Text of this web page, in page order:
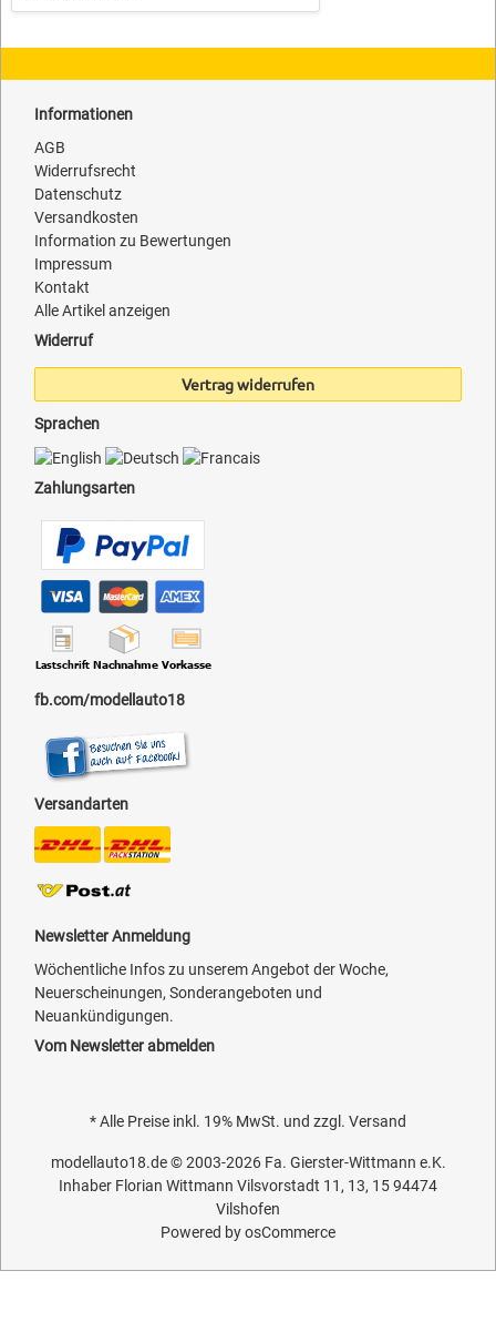
Informationen
AGB
Widerrufsrecht
Datenschutz
Versandkosten
Information zu Bewertungen
Impressum
Kontakt
Alle Artikel anzeigen
Widerruf
Vertrag widerrufen
Sprachen
Zahlungsarten
fb.com/modellauto18
Versandarten
Newsletter Anmeldung
Wöchentliche Infos zu unserem Angebot der Woche,
Neuerscheinungen, Sonderangeboten und
Neuankündigungen.
Vom Newsletter abmelden
* Alle Preise inkl. 19% MwSt. und zzgl. Versand
modellauto18.de© 2003-2026 Fa. Gierster-Wittmann e.K.
Inhaber Florian Wittmann Vilsvorstadt 11, 13, 15 94474
Vilshofen
Powered byosCommerce